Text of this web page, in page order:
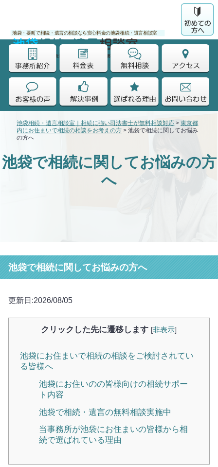
池袋・要町で相続・遺言の相談なら安心料金の池袋相続・遺言相談室
運営：司法書士法人 池袋法務事務所 池袋駅徒歩7分/要町駅徒歩5分
池袋相続・遺言相談室｜相続に強い司法書士が無料相談対応 >東京都
内にお住まいで相続の相談をお考えの方 >池袋で相続に関してお悩み
の方へ
池袋で相続に関してお悩みの方
へ
池袋で相続に関してお悩みの方へ
更新日:2026/08/05
クリックした先に遷移します [非表示]
池袋にお住まいで相続の相談をご検討されてい
る皆様へ
池袋にお住いのの皆様向けの相続サポー
ト内容
池袋で相続・遺言の無料相談実施中
当事務所が池袋にお住まいの皆様から相
続で選ばれている理由